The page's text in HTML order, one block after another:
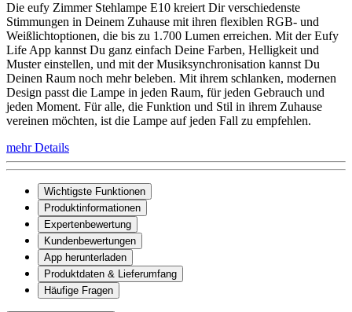
Die eufy Zimmer Stehlampe E10 kreiert Dir verschiedenste
Stimmungen in Deinem Zuhause mit ihren flexiblen RGB- und
Weißlichtoptionen, die bis zu 1.700 Lumen erreichen. Mit der Eufy
Life App kannst Du ganz einfach Deine Farben, Helligkeit und
Muster einstellen, und mit der Musiksynchronisation kannst Du
Deinen Raum noch mehr beleben. Mit ihrem schlanken, modernen
Design passt die Lampe in jeden Raum, für jeden Gebrauch und
jeden Moment. Für alle, die Funktion und Stil in ihrem Zuhause
vereinen möchten, ist die Lampe auf jeden Fall zu empfehlen.
mehr Details
Wichtigste Funktionen
Produktinformationen
Expertenbewertung
Kundenbewertungen
App herunterladen
Produktdaten & Lieferumfang
Häufige Fragen